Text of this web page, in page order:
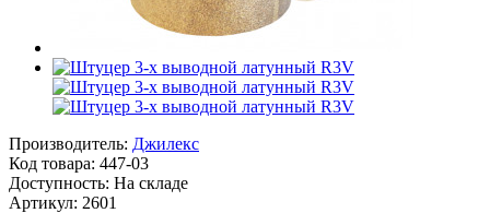
Производитель: Джилекс
Код товара: 447-03
Доступность: На складе
Артикул: 2601